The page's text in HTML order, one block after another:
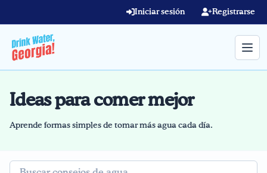
Iniciar sesión Registrarse
Término de búsqueda
Home
Ideas para comer mejor
Aprende formas simples de tomar más agua cada día.
Buscar